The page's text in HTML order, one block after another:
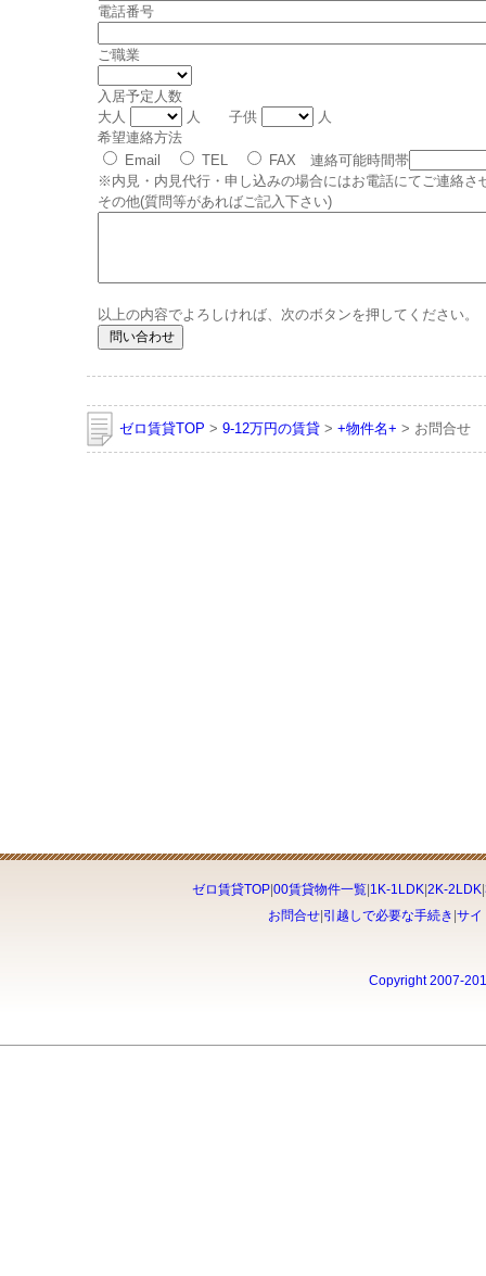
電話番号
ご職業
入居予定人数
大人
人 子供
人
希望連絡方法
Email
TEL
FAX 連絡可能時間帯
※内見・内見代行・申し込みの場合にはお電話にてご連絡さ
その他(質問等があればご記入下さい)
以上の内容でよろしければ、次のボタンを押してください。
ゼロ賃貸TOP > 9-12万円の賃貸 > +物件名+ > お問合せ
ゼロ賃貸TOP| 00賃貸物件一覧| 1K-1LDK| 2K-2LDK|
お問合せ 引越しで必要な手続き サイ
Copyright 2007-